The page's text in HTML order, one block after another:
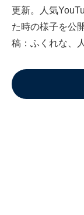
更新。人気
た時の様子を公
稿：ふくれな、